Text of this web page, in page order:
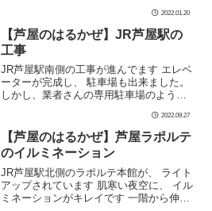
とれ #芦屋市 #はるかぜ #芦屋川 #夕暮れ
#夕日 # […]
2022.01.20
【芦屋のはるかぜ】JR芦屋駅の
工事
JR芦屋駅南側の工事が進んでます エレベ
ーターが完成し、 駐車場も出来ました。
しかし、業者さんの専用駐車場のようで
いようです 駅前の車の混雑を考えると、
搬入搬出専用場所は必要ですね […]
2022.09.27
【芦屋のはるかぜ】芦屋ラポルテ
のイルミネーション
JR芦屋駅北側のラポルテ本館が、 ライト
アップされています 肌寒い夜空に、 イル
ミネーションがキレイです 一階から伸び